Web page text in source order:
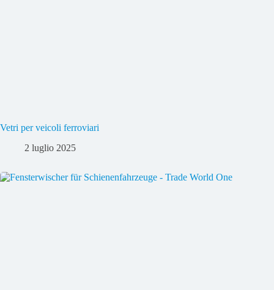
Vetri per veicoli ferroviari
2 luglio 2025